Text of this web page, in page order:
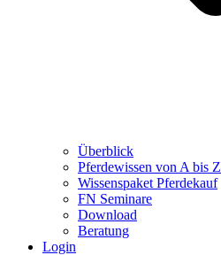
Überblick
Pferdewissen von A bis Z
Wissenspaket Pferdekauf
FN Seminare
Download
Beratung
Login